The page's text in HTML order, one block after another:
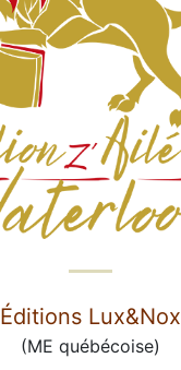
Éditions Lux&Nox
(ME québécoise)